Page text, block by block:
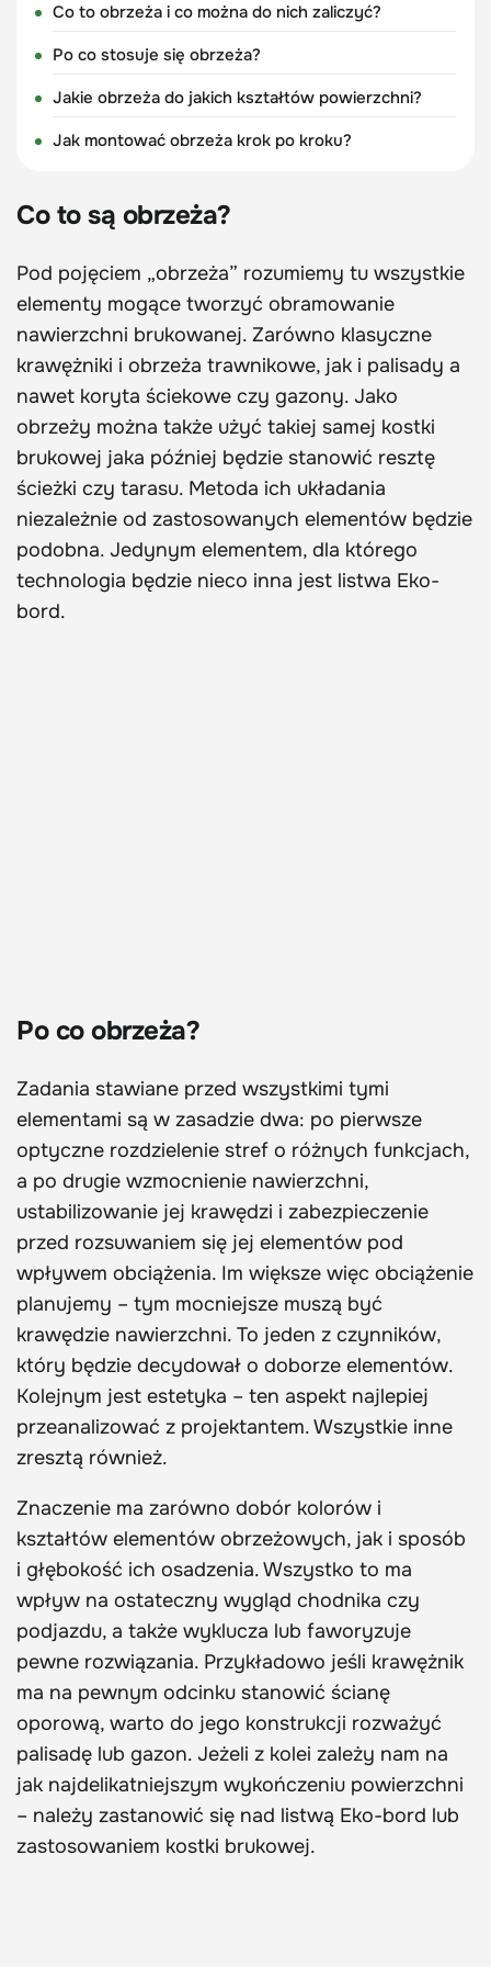
Co to obrzeża i co można do nich zaliczyć?
Po co stosuje się obrzeża?
Jakie obrzeża do jakich kształtów powierzchni?
Jak montować obrzeża krok po kroku?
Co to są obrzeża?
Pod pojęciem „obrzeża” rozumiemy tu wszystkie
elementy mogące tworzyć obramowanie
nawierzchni brukowanej. Zarówno klasyczne
krawężniki i obrzeża trawnikowe, jak i palisady a
nawet koryta ściekowe czy gazony. Jako
obrzeży można także użyć takiej samej kostki
brukowej jaka później będzie stanowić resztę
ścieżki czy tarasu. Metoda ich układania
niezależnie od zastosowanych elementów będzie
podobna. Jedynym elementem, dla którego
technologia będzie nieco inna jest listwa Eko-
bord.
Po co obrzeża?
Zadania stawiane przed wszystkimi tymi
elementami są w zasadzie dwa: po pierwsze
optyczne rozdzielenie stref o różnych funkcjach,
a po drugie wzmocnienie nawierzchni,
ustabilizowanie jej krawędzi i zabezpieczenie
przed rozsuwaniem się jej elementów pod
wpływem obciążenia. Im większe więc obciążenie
planujemy – tym mocniejsze muszą być
krawędzie nawierzchni. To jeden z czynników,
który będzie decydował o doborze elementów.
Kolejnym jest estetyka – ten aspekt najlepiej
przeanalizować z projektantem. Wszystkie inne
zresztą również.
Znaczenie ma zarówno dobór kolorów i
kształtów elementów obrzeżowych, jak i sposób
i głębokość ich osadzenia. Wszystko to ma
wpływ na ostateczny wygląd chodnika czy
podjazdu, a także wyklucza lub faworyzuje
pewne rozwiązania. Przykładowo jeśli krawężnik
ma na pewnym odcinku stanowić ścianę
oporową, warto do jego konstrukcji rozważyć
palisadę lub gazon. Jeżeli z kolei zależy nam na
jak najdelikatniejszym wykończeniu powierzchni
– należy zastanowić się nad listwą Eko-bord lub
zastosowaniem kostki brukowej.